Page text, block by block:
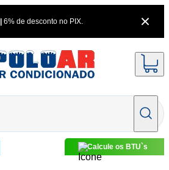
6% de desconto no PIX.
Calcule os BTU`s